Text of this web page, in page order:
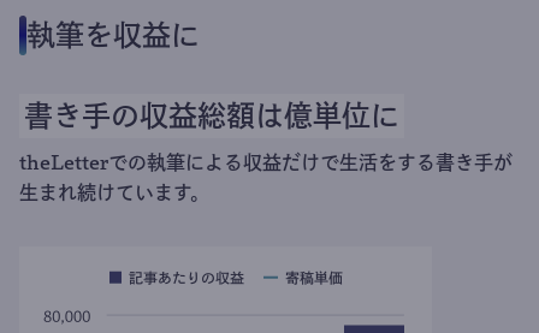
執筆を収益に
書き手の収益総額は億単位に
theLetterでの執筆による収益だけで生活をする書き手が
生まれ続けています。